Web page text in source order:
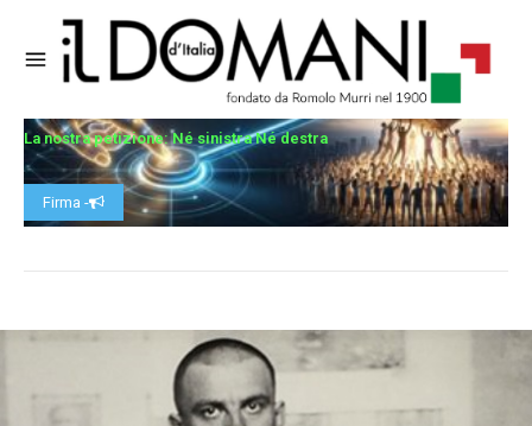
La nostra petizione: Né sinistra Né destra
Firma -